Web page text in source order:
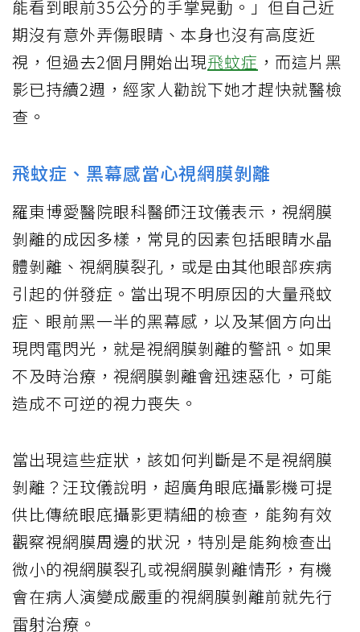
能看到眼前35公分的手掌晃動。」但自己近
期沒有意外弄傷眼睛、本身也沒有高度近
視，但過去2個月開始出現飛蚊症 ，而這片黑
影已持續2週，經家人勸說下她才趕快就醫檢
查。
飛蚊症、黑幕感當心視網膜剝離
羅東博愛醫院眼科醫師汪玟儀表示，視網膜
剝離的成因多樣，常見的因素包括眼睛水晶
體剝離、視網膜裂孔，或是由其他眼部疾病
引起的併發症。當出現不明原因的大量飛蚊
症、眼前黑一半的黑幕感，以及某個方向出
現閃電閃光，就是視網膜剝離的警訊。如果
不及時治療，視網膜剝離會迅速惡化，可能
造成不可逆的視力喪失。
當出現這些症狀，該如何判斷是不是視網膜
剝離？汪玟儀說明，超廣角眼底攝影機可提
供比傳統眼底攝影更精細的檢查，能夠有效
觀察視網膜周邊的狀況，特別是能夠檢查出
微小的視網膜裂孔或視網膜剝離情形，有機
會在病人演變成嚴重的視網膜剝離前就先行
雷射治療。